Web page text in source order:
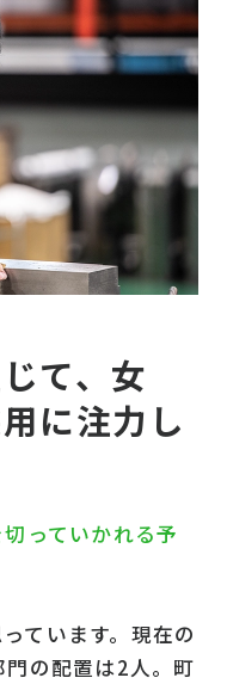
て、女
に注力し
切っていかれる予
ています。現在の
の配置は2人。町